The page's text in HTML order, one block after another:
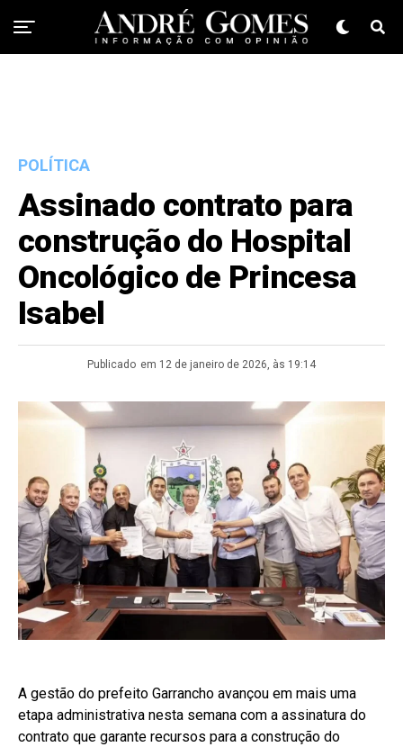
POLÍTICA
Assinado contrato para
construção do Hospital
Oncológico de Princesa
Isabel
Publicado em 12 de janeiro de 2026, às 19:14
A gestão do prefeito Garrancho avançou em mais uma
etapa administrativa nesta semana com a assinatura do
contrato que garante recursos para a construção do